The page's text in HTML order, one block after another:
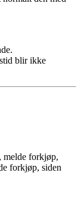
blir ikke
melde forkjøp,
forkjøp, siden